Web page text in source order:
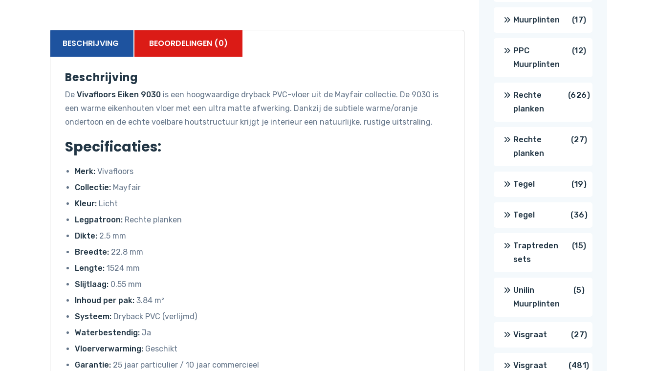
BESCHRIJVING BEOORDELINGEN (0)
Beschrijving
De Vivafloors Eiken 9030 is een hoogwaardige dryback PVC-vloer uit de Mayfair collectie. De 9030 is
een warme eikenhouten vloer met een ultra matte afwerking. Dankzij de subtiele warme/oranje
ondertoon en de echte voelbare houtstructuur krijgt je interieur een natuurlijke, rustige uitstraling.
Specificaties:
Merk: Vivafloors
Collectie: Mayfair
Kleur: Licht
Legpatroon: Rechte planken
Dikte: 2.5 mm
Breedte: 22.8 mm
Lengte: 1524 mm
Slijtlaag: 0.55 mm
Inhoud per pak: 3.84 m²
Systeem: Dryback PVC (verlijmd)
Waterbestendig: Ja
Vloerverwarming: Geschikt
Garantie: 25 jaar particulier / 10 jaar commercieel
Muurplinten 1717
producten
PPC
Muurplinten
1212
Rechte
planken
626626
Rechte
planken
2727
Tegel 1919
producten
Tegel 3636
producten
Traptreden
sets
1515
Unilin
Muurplinten
55
Visgraat 2727
producten
Visgraat 481481